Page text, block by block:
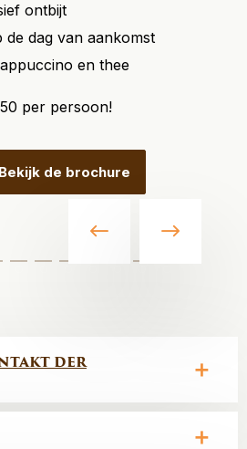
ontbijt
de dag van aankomst
en thee
per persoon!
Bekijk de brochure
der